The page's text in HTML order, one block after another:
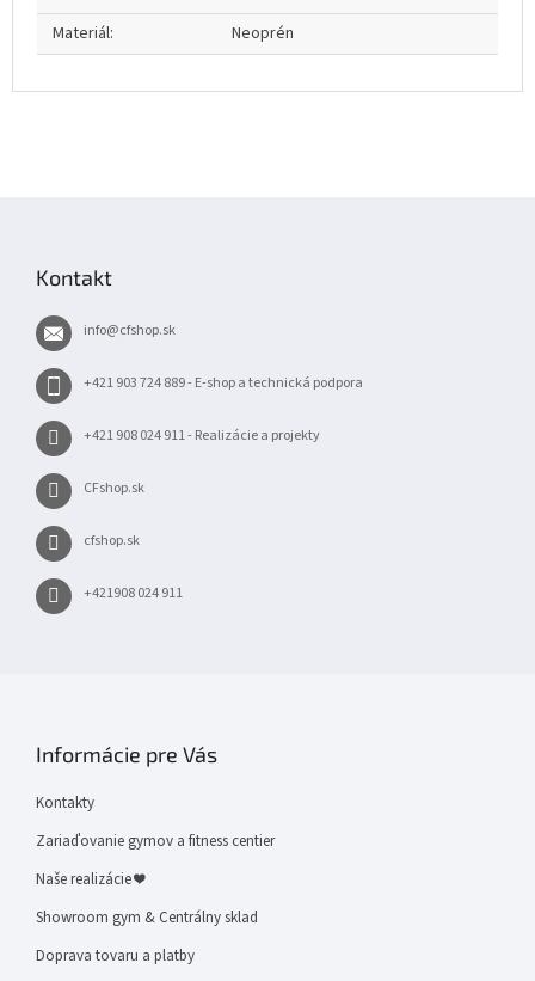
Materiál: Neoprén
Kontakt
info@cfshop.sk
+421 903 724 889 - E-shop a technická podpora
+421 908 024 911 - Realizácie a projekty
CFshop.sk
cfshop.sk
+421908 024 911
Informácie pre Vás
Kontakty
Zariaďovanie gymov a fitness centier
Naše realizácie ❤
Showroom gym & Centrálny sklad
Doprava tovaru a platby